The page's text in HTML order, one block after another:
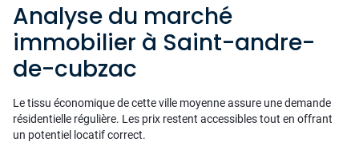
Analyse du marché
immobilier à Saint-andre-
de-cubzac
Le tissu économique de cette ville moyenne assure une demande
résidentielle régulière. Les prix restent accessibles tout en offrant
un potentiel locatif correct.